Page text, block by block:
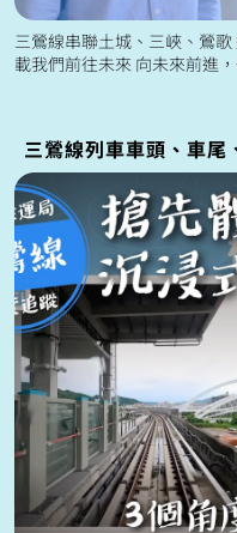
三鶯線串聯土城、三峽、鶯
載我們前往未來 向未來前進
三鶯線列車車頭、車尾